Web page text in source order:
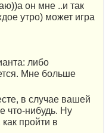
он мне ..и так
утро) может игра
либо
Мне больше
в случае вашей
что-нибудь. Ну
пройти в